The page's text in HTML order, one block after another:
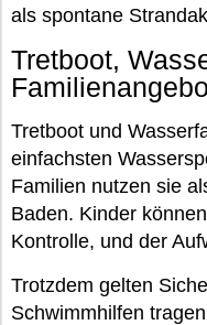
als spontane
Tretboot,
Tretboot und
einfachsten
Familien nutzen sie
Baden. Kinder
Kontrolle, und der
Trotzdem gelten
Schwimmhilfen